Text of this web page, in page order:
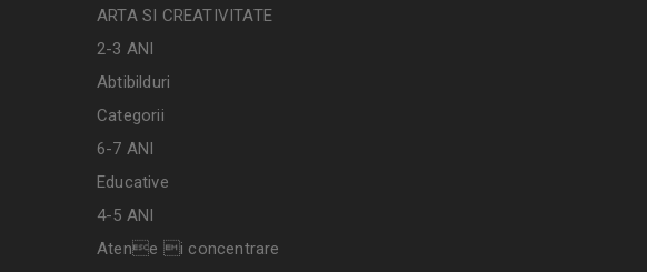
ARTA SI CREATIVITATE
2-3 ANI
Abtibilduri
Categorii
6-7 ANI
Educative
4-5 ANI
Atene i concentrare